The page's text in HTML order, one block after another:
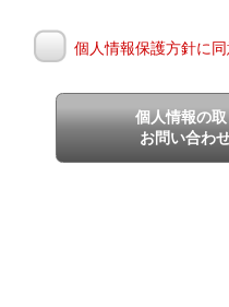
個人情報保護方針に同
個人情報の
お問い合わ